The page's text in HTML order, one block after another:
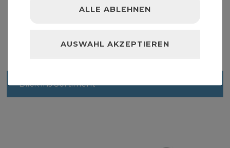
Blick ins Sortiment
ALLE ABLEHNEN
AUSWAHL AKZEPTIEREN